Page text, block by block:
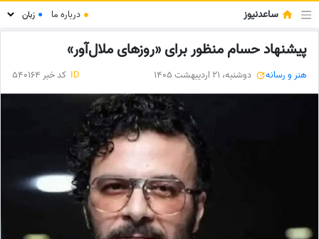
ساعدنیوز ● درباره ما ●
پیشنهاد حسام منظور برای «روزهای ملال‌آور»
هنر و رسانه دوشنبه، 21 اردیبهشت 1405 ID کد خبر 540164